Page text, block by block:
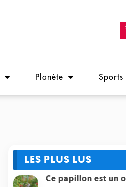
Planète Sports
LES PLUS LUS
Ce papillon est un